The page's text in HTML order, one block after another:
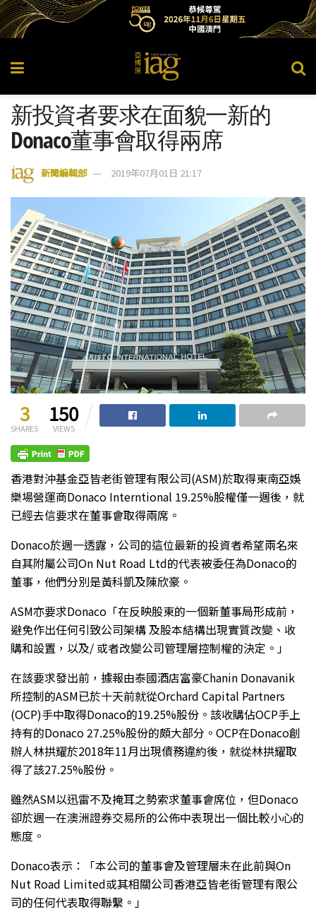
新投資者要求在面貌一新的
Donaco董事會取得兩席
新聞編輯部 2019年07月01日 21:17
3
SHARES
150
VIEWS
香港對沖基金亞皆老街管理有限公司(ASM)於取得東南亞娛
樂場營運商Donaco Interntional 19.25%股權僅一週後，就
已經去信要求在董事會取得兩席。
Donaco於週一透露，公司的這位最新的投資者希望兩名來
自其附屬公司On Nut Road Ltd的代表被委任為Donaco的
董事，他們分別是黃科凱及陳欣豪。
ASM亦要求Donaco「在反映股東的一個新董事局形成前，
避免作出任何引致公司架構 及股本結構出現實質改變、收
購和設置，以及/ 或者改變公司管理層控制權的決定。」
在該要求發出前，據報由泰國酒店富豪Chanin Donavanik
所控制的ASM已於十天前就從Orchard Capital Partners
(OCP)手中取得Donaco的19.25%股份。該收購佔OCP手上
持有的Donaco 27.25%股份的頗大部分。OCP在Donaco創
辦人林拱耀於2018年11月出現債務違約後，就從林拱耀取
得了該27.25%股份。
雖然ASM以迅雷不及掩耳之勢索求董事會席位，但Donaco
卻於週一在澳洲證券交易所的公佈中表現出一個比較小心的
態度。
Donaco表示：「本公司的董事會及管理層未在此前與On
Nut Road Limited或其相關公司香港亞皆老街管理有限公
司的任何代表取得聯繫。」